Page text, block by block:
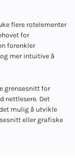
flere rotelementer
for
forenkler
mer intuitive å
grensesnitt for
nettlesere. Det
mulig å utvikle
eller grafiske